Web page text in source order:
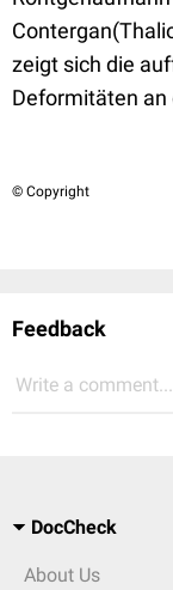
zeigt sich die
Deformitäten an
© Copyright
Feedback
Write a comment...
DocCheck
About Us